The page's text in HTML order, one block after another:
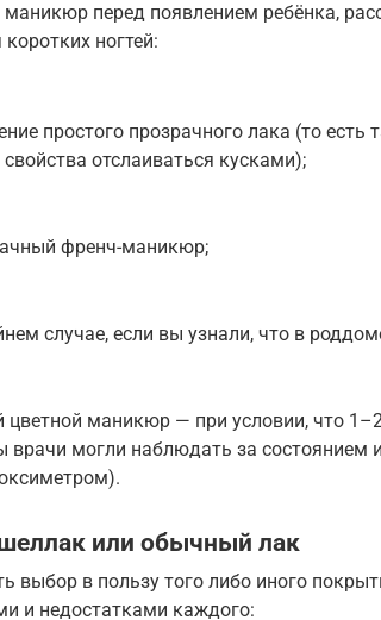
перед появлением ребёнка,
ногтей:
простого прозрачного лака (то есть
отслаиваться кусками);
френч-маникюр;
случае, если вы узнали, что в
цветной маникюр — при условии, что
врачи могли наблюдать за состоянием
или обычный лак
выбор в пользу того либо иного
и недостатками каждого: